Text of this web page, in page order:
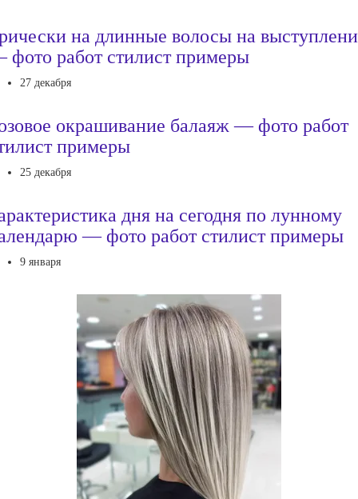
на длинные волосы на
работ стилист примеры
27 декабря
окрашивание балаяж — фото работ
примеры
25 декабря
дня на сегодня по лунному
— фото работ стилист примеры
9 января